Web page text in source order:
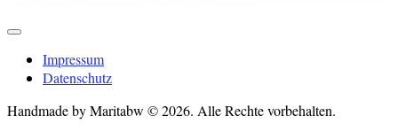
Impressum
Datenschutz
Handmade by Maritabw © 2026. Alle Rechte vorbehalten.